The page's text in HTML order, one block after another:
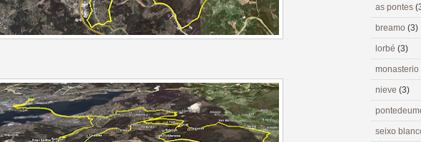
as pontes
breamo (3)
lorbé (3)
nieve (3)
seixo